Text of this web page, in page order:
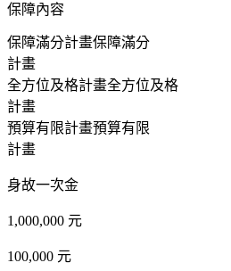
保障內容
保障滿分計畫保障滿分
計畫
全方位及格計畫全方位及格
計畫
預算有限計畫預算有限
計畫
身故一次金
1,000,000 元
100,000 元